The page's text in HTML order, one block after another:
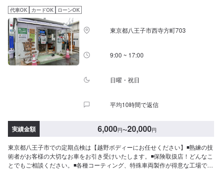
代車OK カードOK ローンOK
東京都八王子市西寺方町703
9:00 ~ 17:00
日曜・祝日
平均10時間で返信
実績金額 6,000円〜20,000円
東京都八王子市での定期点検は【越野ボディーにお任せください】◾熟練の技
術者がお客様の大切なお車をお引き受けいたします。◾保険取扱店！どんなこ
とでもご相談ください。◾各種コーティング、特殊車両製作が得意な工場で